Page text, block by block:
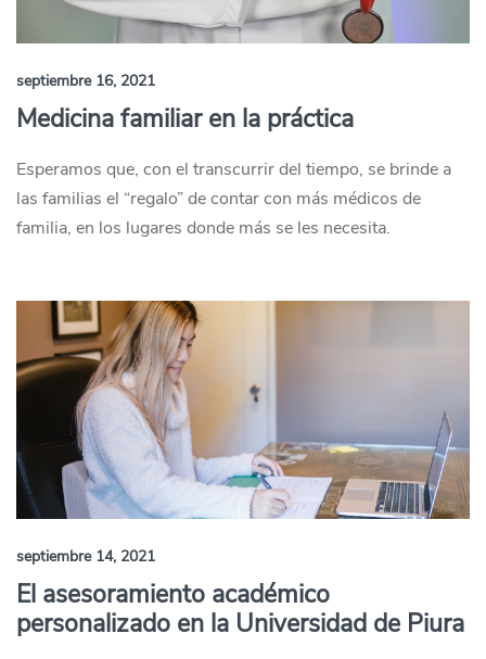
septiembre 16, 2021
Medicina familiar en la práctica
Esperamos que, con el transcurrir del tiempo, se brinde a
las familias el “regalo” de contar con más médicos de
familia, en los lugares donde más se les necesita.
septiembre 14, 2021
El asesoramiento académico
personalizado en la Universidad de Piura